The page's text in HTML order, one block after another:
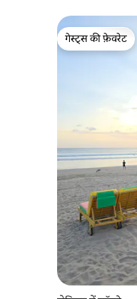
गेस्ट्स की फ़ेवरेट
गेस्ट्स की फ़ेवरेट